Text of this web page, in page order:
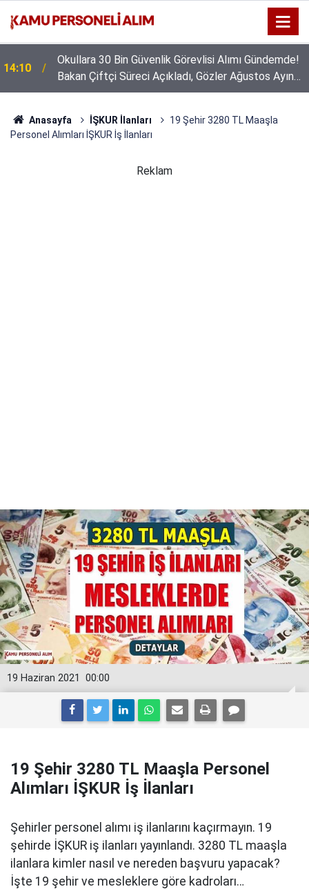
14:10
Okullara 30 Bin Güvenlik Görevlisi Alımı Gündemde!
Bakan Çiftçi Süreci Açıkladı, Gözler Ağustos Ayına
Çevrildi
Anasayfa İŞKUR İlanları
19 Şehir 3280 TL Maaşla
Personel Alımları İŞKUR İş İlanları
Reklam
00:00
19 Haziran 2021
19 Şehir 3280 TL Maaşla Personel
Alımları İŞKUR İş İlanları
Şehirler personel alımı iş ilanlarını kaçırmayın. 19
şehirde İŞKUR iş ilanları yayınlandı. 3280 TL maaşla
ilanlara kimler nasıl ve nereden başvuru yapacak?
İşte 19 şehir ve mesleklere göre kadroları…